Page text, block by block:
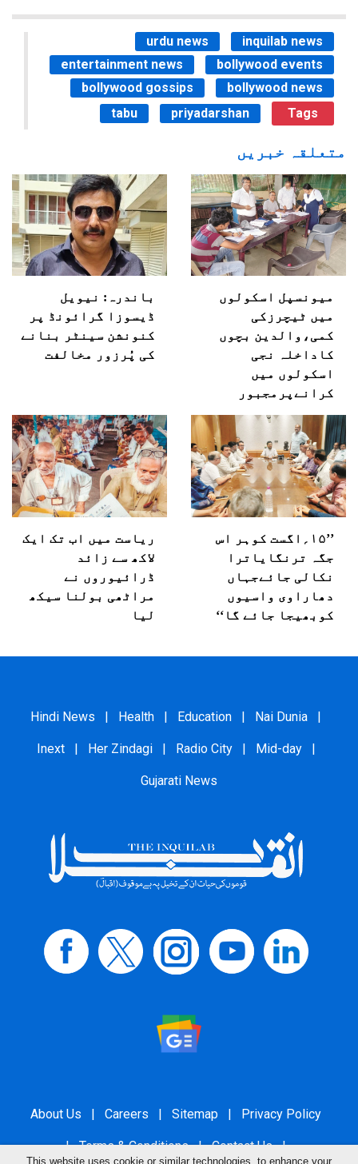
urdu news
inquilab news
entertainment news
bollywood events
bollywood gossips
bollywood news
tabu
priyadarshan Tags
متعلقہ خبریں
میونسپل اسکولوں
میں ٹیچرزکی
کمی،والدین بچوں
کاداخلہ نجی
اسکولوں میں
کرانےپرمجبور
باندرہ: نیویل
ڈیسوزا گرائونڈ پر
کنونشن سینٹر بنانے
کی پُرزور مخالفت
’’۱۵؍اگست کوہر اس
جگہ ترنگایاترا
نکالی جائےجہاں
دھاراوی واسیوں
کوبھیجا جائے گا‘‘
ریاست میں اب تک ایک
لاکھ سے زائد
ڈرائیوروں نے
مراٹھی بولنا سیکھ
لیا
Hindi News | Health | Education | Nai Dunia |
Inext | Her Zindagi | Radio City | Mid-day |
Gujarati News
About Us | Careers | Sitemap | Privacy Policy
| Terms & Conditions | Contact Us |
This website uses cookie or similar technologies, to enhance your